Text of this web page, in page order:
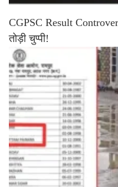
CGPSC Result
तोड़ी चुप्पी!